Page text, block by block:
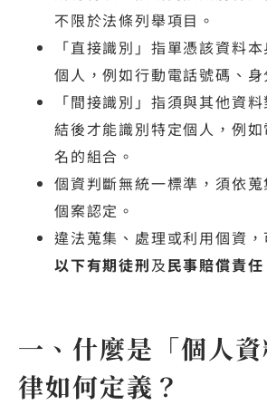
不限於法條列舉項目。
「直接識別」指單憑該資料
個人，例如行動電話號碼、身
「間接識別」指須與其他資
結後才能識別特定個人，例
名的組合。
個資判斷無統一標準，須依
個案認定。
違法蒐集、處理或利用個資
以下有期徒刑及民事賠償責任
一、什麼是「個人
律如何定義？